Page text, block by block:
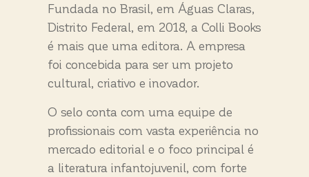
Fundada no Brasil, em Águas Claras,
Distrito Federal, em 2018, a Colli Books
é mais que uma editora. A empresa
foi concebida para ser um projeto
cultural, criativo e inovador.
O selo conta com uma equipe de
profissionais com vasta experiência no
mercado editorial e o foco principal é
a literatura infantojuvenil, com forte